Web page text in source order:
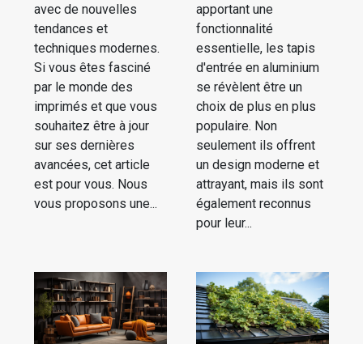
avec de nouvelles
tendances et
techniques modernes.
Si vous êtes fasciné
par le monde des
imprimés et que vous
souhaitez être à jour
sur ses dernières
avancées, cet article
est pour vous. Nous
vous proposons une...
apportant une
fonctionnalité
essentielle, les tapis
d'entrée en aluminium
se révèlent être un
choix de plus en plus
populaire. Non
seulement ils offrent
un design moderne et
attrayant, mais ils sont
également reconnus
pour leur...